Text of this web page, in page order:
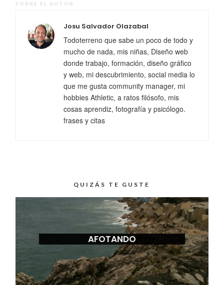
SOBRE EL AUTOR
Josu Salvador Olazabal
Todoterreno que sabe un poco de todo y
mucho de nada, mis niñas, Diseño web
donde trabajo, formación, diseño gráfico
y web, mi descubrimiento, social media lo
que me gusta community manager, mi
hobbies Athletic, a ratos filósofo, mis
cosas aprendiz, fotografía y psicólogo.
frases y citas
QUIZÁS TE GUSTE
AFOTANDO